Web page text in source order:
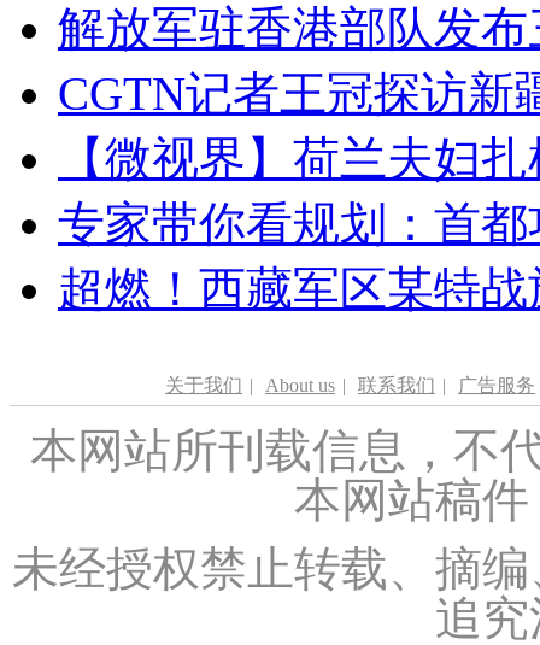
解放军驻香港部队发
CGTN记者王冠探访新
【微视界】荷兰夫妇
专家带你看规划：首
超燃！西藏军区某特
关于我们 | About us | 联系我们 | 广告服务
本网站所刊载信息，不
本网站稿
未经授权禁止转载、摘
追